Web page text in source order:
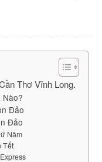
Thơ Vĩnh Long.
Đảo
Đảo
Năm
Tết